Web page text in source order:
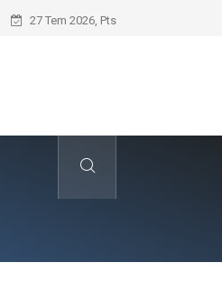
Kafes Sandık ve Peyzaj Mimarisinde
27 Tem 2026, Pts